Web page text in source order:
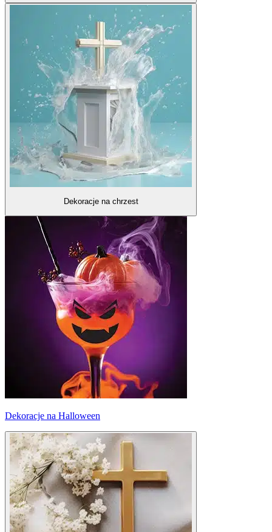
Dekoracje na chrzest
Dekoracje na Halloween